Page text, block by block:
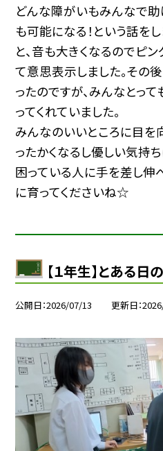
どんな障がいもみんなで助
も可能になる！という話を
と、音も大きくなるのでピ
て意思表示しました。その
ったのですが、みんなとっ
ってくれていました。
みんなのいいところに目を
ったかくなるし優しい気持
困っている人に手を差し伸
に育ってくださいね☆
【１年生】とある日
公開日 2026/07/13 更新日